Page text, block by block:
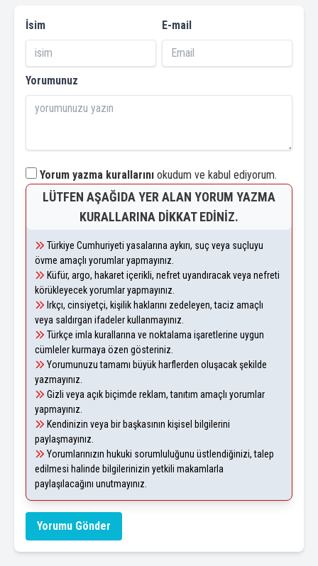
İsim E-mail
Yorumunuz
Yorum yazma kurallarını okudum ve kabul ediyorum.
LÜTFEN AŞAĞIDA YER ALAN YORUM YAZMA
KURALLARINA DIKKAT EDINIZ.
Türkiye Cumhuriyeti yasalarına aykırı, suç veya suçluyu
övme amaçlı yorumlar yapmayınız.
Küfür, argo, hakaret içerikli, nefret uyandıracak veya nefreti
körükleyecek yorumlar yapmayınız.
Irkçı, cinsiyetçi, kişilik haklarını zedeleyen, taciz amaçlı
veya saldırgan ifadeler kullanmayınız.
Türkçe imla kurallarına ve noktalama işaretlerine uygun
cümleler kurmaya özen gösteriniz.
Yorumunuzu tamamı büyük harflerden oluşacak şekilde
yazmayınız.
Gizli veya açık biçimde reklam, tanıtım amaçlı yorumlar
yapmayınız.
Kendinizin veya bir başkasının kişisel bilgilerini
paylaşmayınız.
Yorumlarınızın hukuki sorumluluğunu üstlendiğinizi, talep
edilmesi halinde bilgilerinizin yetkili makamlarla
paylaşılacağını unutmayınız.
Yorumu Gönder